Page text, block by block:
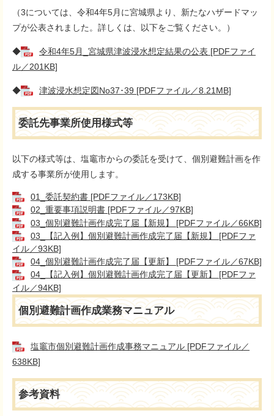
（3については、令和4年5月に宮城県より、新たなハザードマッ
プが公表されました。詳しくは、以下をご覧ください。）
◆
令和4年5月_宮城県津波浸水想定結果の公表 [PDFファイ
ル／201KB]
◆ 津波浸水想定図No37･39 [PDFファイル／8.21MB]
委託先事業所使用様式等
以下の様式等は、塩竈市からの委託を受けて、個別避難計画を作
成する事業所が使用します。
01_委託契約書 [PDFファイル／173KB]
02_重要事項説明書 [PDFファイル／97KB]
03_個別避難計画作成完了届【新規】 [PDFファイル／66KB]
03_【記入例】個別避難計画作成完了届【新規】 [PDFファ
イル／93KB]
04_個別避難計画作成完了届【更新】 [PDFファイル／67KB]
04_【記入例】個別避難計画作成完了届【更新】 [PDFファ
イル／94KB]
個別避難計画作成業務マニュアル
塩竈市個別避難計画作成事務マニュアル [PDFファイル／
638KB]
参考資料